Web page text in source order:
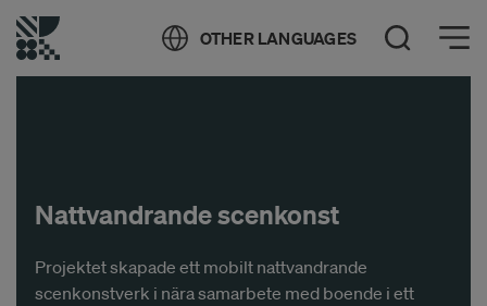
OTHER LANGUAGES Öppna sök
Öppna meny
Nattvandrande scenkonst
Projektet skapade ett mobilt nattvandrande
scenkonstverk i nära samarbete med boende i ett